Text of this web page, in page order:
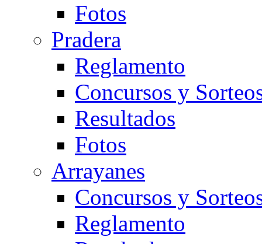
Fotos
Pradera
Reglamento
Concursos y
Resultados
Fotos
Arrayanes
Concursos y
Reglamento